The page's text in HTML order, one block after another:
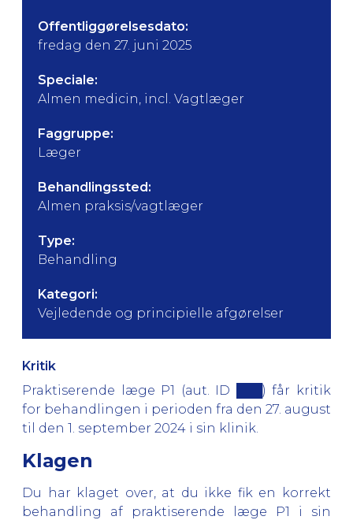
Offentliggørelsesdato:
fredag den 27. juni 2025
Speciale:
Almen medicin, incl. Vagtlæger
Faggruppe:
Læger
Behandlingssted:
Almen praksis/vagtlæger
Type:
Behandling
Kategori:
Vejledende og principielle afgørelser
Kritik
Praktiserende læge P1 (aut. ID ███) får kritik
for behandlingen i perioden fra den 27. august
til den 1. september 2024 i sin klinik.
Klagen
Du har klaget over, at du ikke fik en korrekt
behandling af praktiserende læge P1 i sin